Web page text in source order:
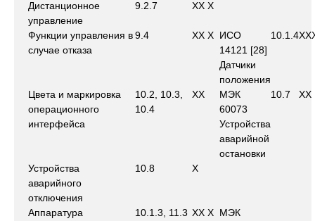
Дистанционное
управление
9.2.7 XX X
Функции управления в
случае отказа
9.4 XX X ИСО
14121 [28]
Датчики
положения
10.1.4XX
Цвета и маркировка
операционного
интерфейса
10.2, 10.3,
10.4
XX
МЭК
60073
Устройства
аварийной
остановки
10.7 XX
Устройства
аварийного
отключения
10.8 X
Аппаратура 10.1.3, 11.3 XX X МЭК